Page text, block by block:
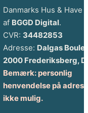
Danmarks Hus & Have
af BGGD Digital.
CVR: 34482853
Adresse: Dalgas
2000 Frederiksberg,
Bemærk: personlig
henvendelse på
ikke mulig.